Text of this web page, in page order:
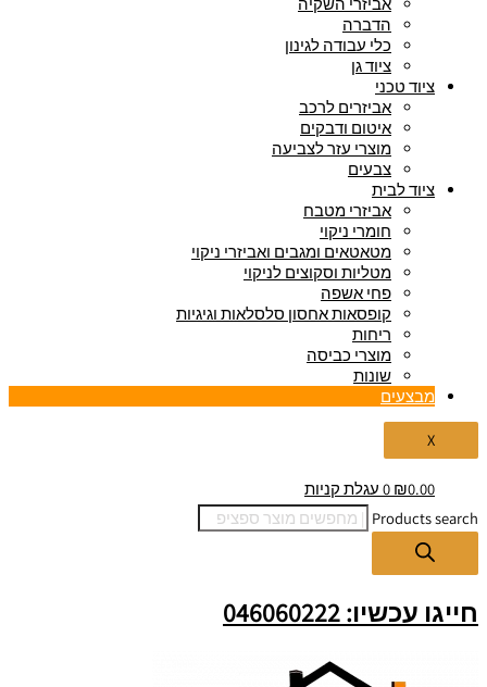
הדברה
כלי עבודה לגינון
ציוד גן
ציוד טכני
אביזרים לרכב
איטום ודבקים
מוצרי עזר לצביעה
צבעים
ציוד לבית
אביזרי מטבח
חומרי ניקוי
מטאטאים ומגבים ואביזרי ניקוי
מטליות וסקוצים לניקוי
פחי אשפה
קופסאות אחסון סלסלאות וגיגיות
ריחות
מוצרי כביסה
שונות
מבצעים
X
₪0.00
0 עגלת קניות
Products search
חייגו עכשיו: 046060222